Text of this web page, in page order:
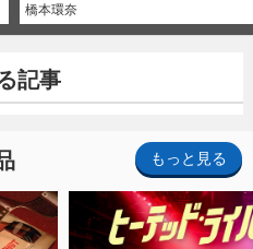
橋本環奈
記事
もっと見る